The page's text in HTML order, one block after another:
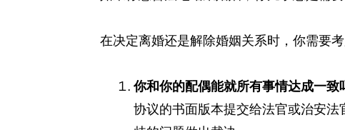
在决定离婚还是解除婚姻关系时，你需要考
你和你的配偶能就所有事情达成一致
协议的书面版本提交给法官或治安